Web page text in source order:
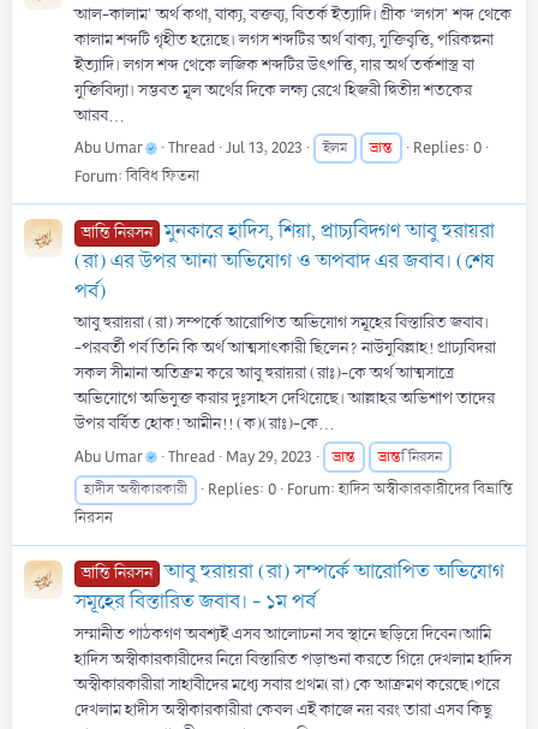
আল-কালাম' অর্থ কথা, বাক্য, বক্তব্য, বিতর্ক ইত্যাদি। গ্রীক ‘লগস' শব্দ থেকে
কালাম শব্দটি গৃহীত হয়েছে। লগস শব্দটির অর্থ বাক্য, যুক্তিবৃত্তি, পরিকল্পনা
ইত্যাদি। লগস শব্দ থেকে লজিক শব্দটির উৎপত্তি, যার অর্থ তর্কশাস্ত্র বা
যুক্তিবিদ্যা। সম্ভবত মূল অর্থের দিকে লক্ষ্য রেখে হিজরী দ্বিতীয় শতকের
আরব...
Abu Umar Thread Jul 13, 2023 ইলম ভ্রান্ত
Replies: 0
Forum:বিবিধ ফিতনা
ভ্রান্তি নিরসন মুনকারে হাদিস, শিয়া, প্রাচ্যবিদগণ আবু হুরায়রা
(রা) এর উপর আনা অভিযোগ ও অপবাদ এর জবাব। (শেষ
পর্ব)
আবু হুরায়রা (রা) সম্পর্কে আরোপিত অভিযোগ সমূহের বিস্তারিত জবাব।
-পরবর্তী পর্ব তিনি কি অর্থ আত্মসাৎকারী ছিলেন? নাউযুবিল্লাহ! প্রাচ্যবিদরা
সকল সীমানা অতিক্রম করে আবু হুরায়রা (রাঃ)-কে অর্থ আত্মসাত্রে
অভিযোগে অভিযুক্ত করার দুঃসাহস দেখিয়েছে। আল্লাহর অভিশাপ তাদের
উপর বর্ষিত হোক! আমীন!! (ক)(রাঃ)-কে...
Abu Umar Thread May 29, 2023 ভ্রান্ত ভ্রান্তি নিরসন
হাদীস অস্বীকারকারী
Replies: 0 Forum:হাদিস অস্বীকারকারীদের বিভ্রান্তি
নিরসন
ভ্রান্তি নিরসন আবু হুরায়রা (রা) সম্পর্কে আরোপিত অভিযোগ
সমূহের বিস্তারিত জবাব। - ১ম পর্ব
সম্মানীত পাঠকগণ অবশ্যই এসব আলোচনা সব স্থানে ছড়িয়ে দিবেন।আমি
হাদিস অস্বীকারকারীদের নিয়ে বিস্তারিত পড়াশুনা করতে গিয়ে দেখলাম হাদিস
অস্বীকারকারীরা সাহাবীদের মধ্যে সবার প্রথম(রা) কে আক্রমণ করেছে।পরে
দেখলাম হাদীস অস্বীকারকারীরা কেবল এই কাজে নয় বরং তারা এসব কিছু